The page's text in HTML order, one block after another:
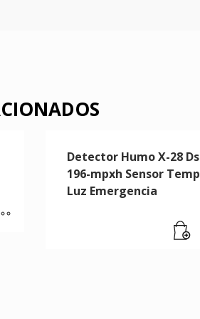
Detector Humo X-28 Ds
196-mpxh Sensor Temp
Luz Emergencia